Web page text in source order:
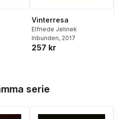
antal röster:
Vinterresa
Elfriede Jelinek
Inbunden, 2017
257 kr
serie